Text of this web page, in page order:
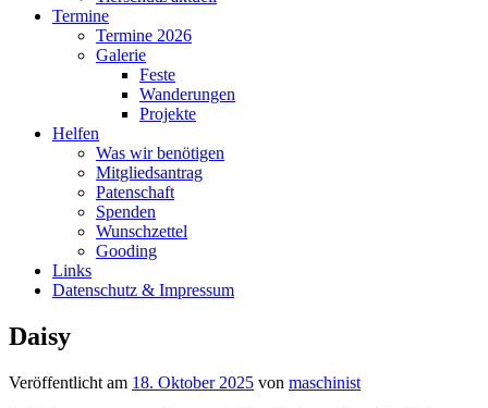
Termine
Termine 2026
Galerie
Feste
Wanderungen
Projekte
Helfen
Was wir benötigen
Mitgliedsantrag
Patenschaft
Spenden
Wunschzettel
Gooding
Links
Datenschutz & Impressum
Daisy
Veröffentlicht am 18. Oktober 2025 von maschinist